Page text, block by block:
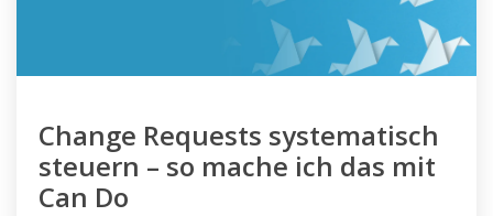
Change Requests systematisch
steuern – so mache ich das mit
Can Do